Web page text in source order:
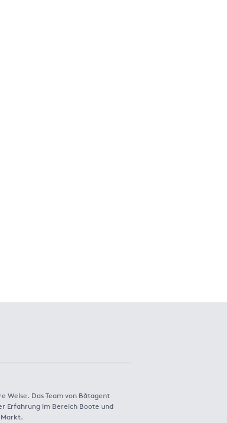
Das Team von Båtagent
Erfahrung im Bereich Boote und